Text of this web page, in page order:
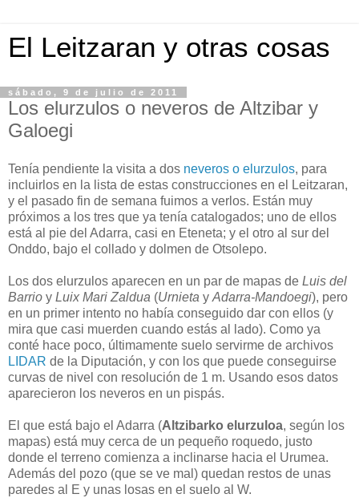
El Leitzaran y otras cosas
sábado, 9 de julio de 2011
Los elurzulos o neveros de Altzibar y
Galoegi
Tenía pendiente la visita a dos neveros o elurzulos, para
incluirlos en la lista de estas construcciones en el Leitzaran,
y el pasado fin de semana fuimos a verlos. Están muy
próximos a los tres que ya tenía catalogados; uno de ellos
está al pie del Adarra, casi en Eteneta; y el otro al sur del
Onddo, bajo el collado y dolmen de Otsolepo.
Los dos elurzulos aparecen en un par de mapas de Luis del
Barrio y Luix Mari Zaldua (Urnieta y Adarra-Mandoegi), pero
en un primer intento no había conseguido dar con ellos (y
mira que casi muerden cuando estás al lado). Como ya
conté hace poco, últimamente suelo servirme de archivos
LIDAR de la Diputación, y con los que puede conseguirse
curvas de nivel con resolución de 1 m. Usando esos datos
aparecieron los neveros en un pispás.
El que está bajo el Adarra (Altzibarko elurzuloa, según los
mapas) está muy cerca de un pequeño roquedo, justo
donde el terreno comienza a inclinarse hacia el Urumea.
Además del pozo (que se ve mal) quedan restos de unas
paredes al E y unas losas en el suelo al W.